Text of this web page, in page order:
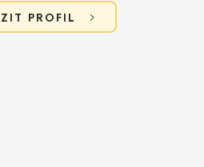
PROFIL